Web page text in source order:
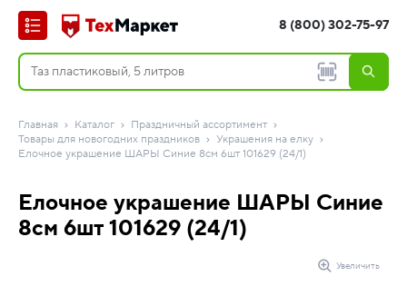
8 (800) 302-75-97
Главная Каталог
Праздничный ассортимент
Товары для новогодних праздников
Украшения на елку
Елочное украшение ШАРЫ Синие 8см 6шт 101629 (24/1)
Елочное украшение ШАРЫ Синие
8см 6шт 101629 (24/1)
Увеличить